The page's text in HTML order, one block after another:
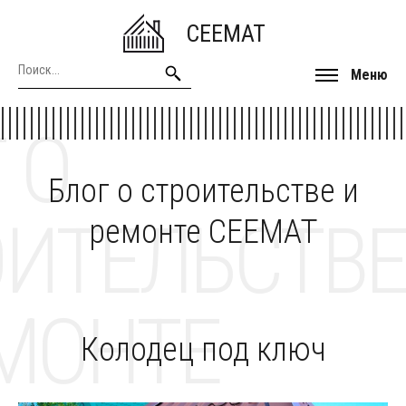
CEEMAT
Меню
Блог о строительстве и
ремонте CEEMAT
О
Колодец под ключ